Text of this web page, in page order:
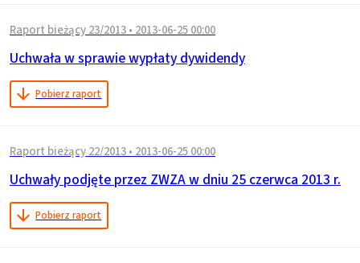
Raport bieżący 23/2013 • 2013-06-25 00:00
Uchwała w sprawie wypłaty dywidendy
Pobierz raport
Raport bieżący 22/2013 • 2013-06-25 00:00
Uchwały podjęte przez ZWZA w dniu 25 czerwca 2013 r.
Pobierz raport